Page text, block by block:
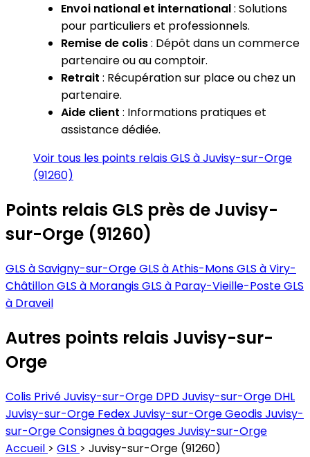
Envoi national et international: Solutions
pour particuliers et professionnels.
Remise de colis: Dépôt dans un commerce
partenaire ou au comptoir.
Retrait : Récupération sur place ou chez un
partenaire.
Aide client : Informations pratiques et
assistance dédiée.
Voir tous les points relais GLS à Juvisy-sur-Orge
(91260)
Points relais GLS près de Juvisy-
sur-Orge (91260)
GLS à Savigny-sur-OrgeGLS à Athis-MonsGLS à Viry-
ChâtillonGLS à MorangisGLS à Paray-Vieille-PosteGLS
à Draveil
Autres points relais Juvisy-sur-
Orge
Colis Privé Juvisy-sur-Orge DPD Juvisy-sur-Orge DHL
Juvisy-sur-Orge Fedex Juvisy-sur-OrgeGeodis Juvisy-
sur-OrgeConsignes à bagages Juvisy-sur-Orge
Accueil > GLS > Juvisy-sur-Orge (91260)